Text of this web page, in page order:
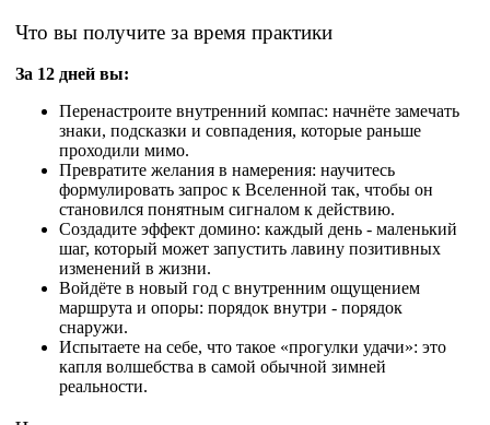
Что вы получите за время практики
За 12 дней вы:
Перенастроите внутренний компас: начнёте замечать
знаки, подсказки и совпадения, которые раньше
проходили мимо.​
Превратите желания в намерения: научитесь
формулировать запрос к Вселенной так, чтобы он
становился понятным сигналом к действию.​
Создадите эффект домино: каждый день - маленький
шаг, который может запустить лавину позитивных
изменений в жизни.​
Войдёте в новый год с внутренним ощущением
маршрута и опоры: порядок внутри - порядок
снаружи.​
Испытаете на себе, что такое «прогулки удачи»: это
капля волшебства в самой обычной зимней
реальности.​